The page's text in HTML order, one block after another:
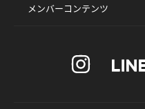
メンバーコンテンツ